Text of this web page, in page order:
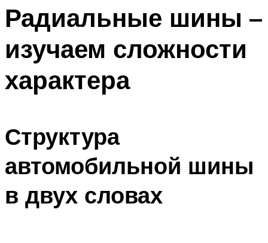
Меню
Радиальные шины –
изучаем сложности
характера
Структура
автомобильной шины
в двух словах